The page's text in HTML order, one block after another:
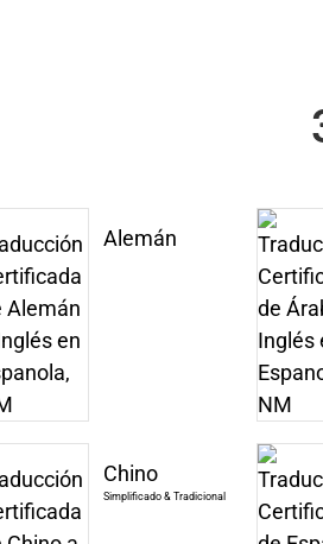
Alemán
Chino
Simplificado & Tradicional